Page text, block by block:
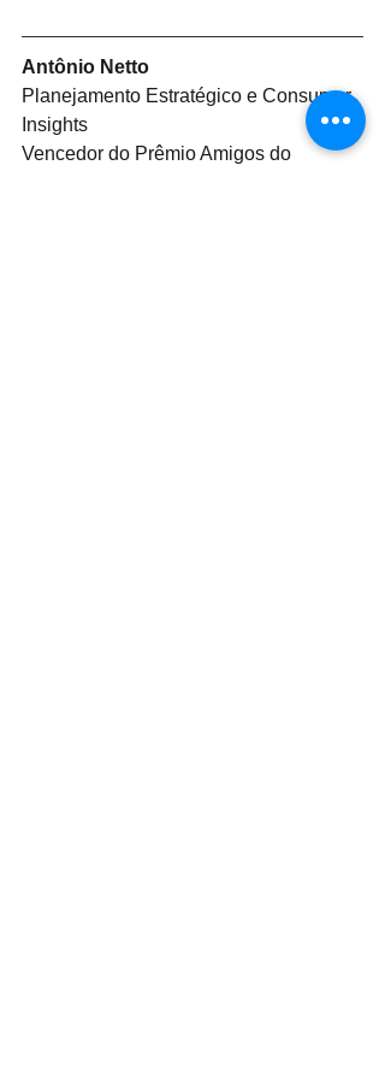
Antônio Netto
Planejamento Estratégico e Consumer
Insights
Vencedor do Prêmio Amigos do